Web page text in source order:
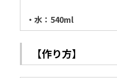
・水：540ml
【作り方】